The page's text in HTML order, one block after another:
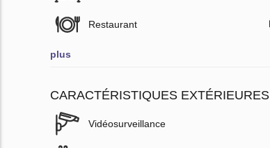
Restaurant
plus
CARACTÉRISTIQUES EXTÉRIEURES
Vidéosurveillance